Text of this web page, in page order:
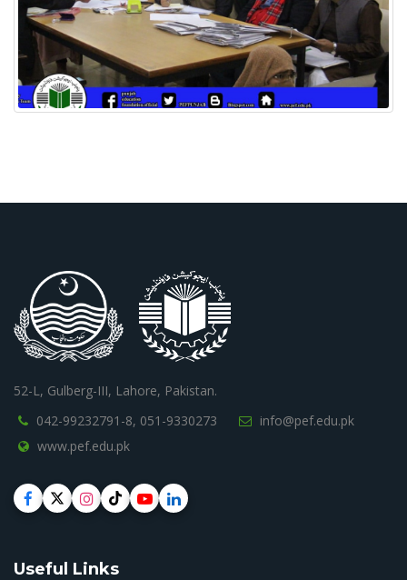
52-L, Gulberg-III, Lahore, Pakistan.
042-99232791-8, 051-9330273
info@pef.edu.pk
www.pef.edu.pk
Useful Links